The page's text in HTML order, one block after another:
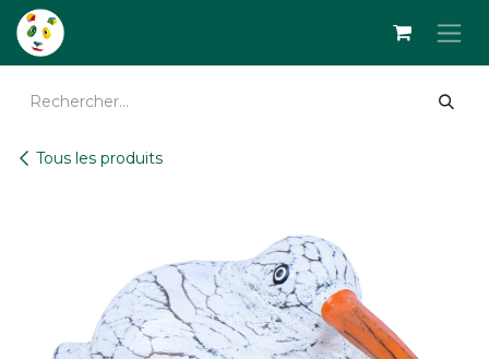
Se rendre au contenu
Tous les produits